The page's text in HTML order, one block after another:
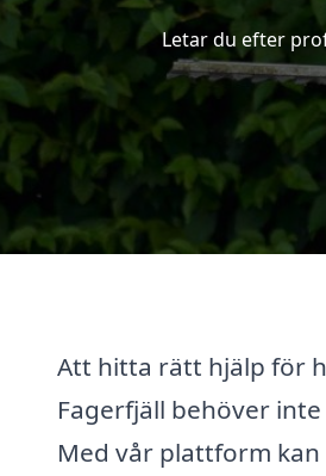
Letar du efter
Att hitta rätt hjälp för
Fagerfjäll behöver
Med vår plattform